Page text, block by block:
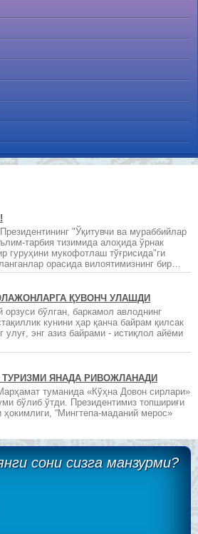
"Ўқитувчи ва мураббийлар
тарбия тизимида алоҳида ўрнак
гуруҳини мукофотлаш тўғрисида"ги
орасида вилоятимизнинг бир…
ҚУВОНЧ УЛАШДИ
бўлган, баркамол авлоднинг
кунини ҳар қанча байрам қилсак
улуғ, энг азиз байрами - истиқлол айёми
ЯНАДА РИВОЖЛАНАДИ
туманида «Кўҳна Довон сирлари»
бўлиб ўтди. Президентимиз топшириғи
“Мингтепа-маданий мерос»
сони сизга манзурми?